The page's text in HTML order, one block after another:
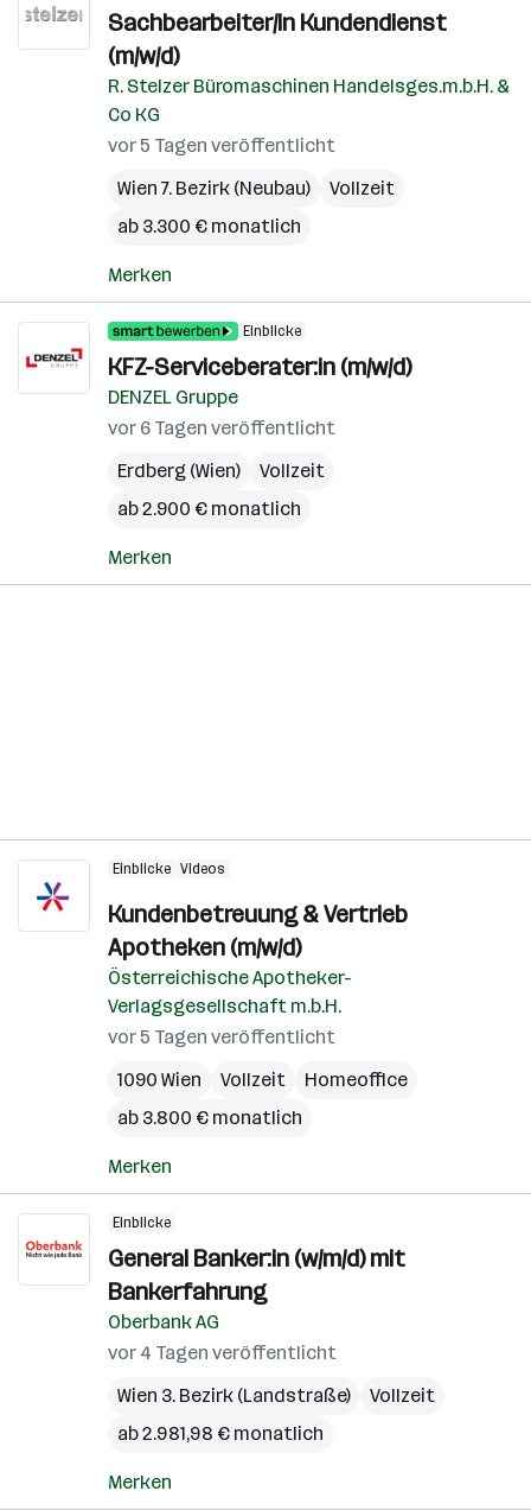
Sachbearbeiter/in Kundendienst
(m/w/d)
R. Stelzer Büromaschinen Handelsges.m.b.H. &
Co KG
vor 5 Tagen veröffentlicht
Wien 7. Bezirk (Neubau)
Vollzeit
ab 3.300 € monatlich
Merken
Einblicke
KFZ-Serviceberater:in (m/w/d)
DENZEL Gruppe
vor 6 Tagen veröffentlicht
Erdberg (Wien)
Vollzeit
ab 2.900 € monatlich
Merken
Einblicke Videos
Kundenbetreuung & Vertrieb
Apotheken (m/w/d)
Österreichische Apotheker-
Verlagsgesellschaft m.b.H.
vor 5 Tagen veröffentlicht
1090 Wien
Vollzeit
Homeoffice
ab 3.800 € monatlich
Merken
Einblicke
General Banker:in (w/m/d) mit
Bankerfahrung
Oberbank AG
vor 4 Tagen veröffentlicht
Wien 3. Bezirk (Landstraße)
Vollzeit
ab 2.981,98 € monatlich
Merken